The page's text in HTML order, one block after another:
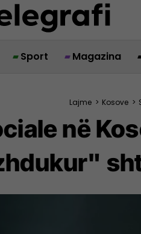
Sport Magazina
Lajme > Kosove >
në